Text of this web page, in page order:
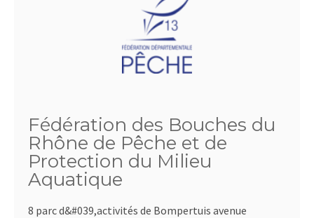
Fédération des Bouches du
Rhône de Pêche et de
Protection du Milieu
Aquatique
8 parc d&#039,activités de Bompertuis avenue